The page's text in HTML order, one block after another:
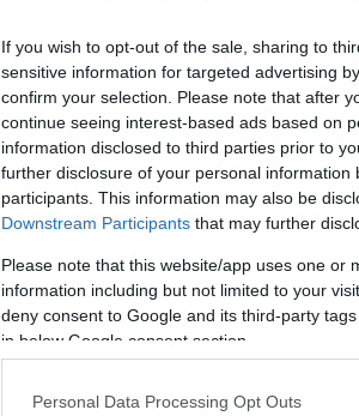
If you wish to opt-out of the sale, sharing to
sensitive information for targeted advertising
confirm your selection. Please note that after
continue seeing interest-based ads based on
information disclosed to third parties prior to
further disclosure of your personal information
participants. This information may also be
Downstream Participants that may further
Please note that this website/app uses one or
information including but not limited to your
deny consent to Google and its third-party
in below Google consent section.
Personal Data Processing Opt Outs